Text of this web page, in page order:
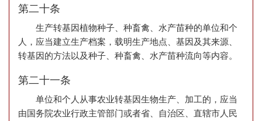
第二十条
生产转基因植物种子、种畜禽、水产苗种的单位和个
人，应当建立生产档案，载明生产地点、基因及其来源、
转基因的方法以及种子、种畜禽、水产苗种流向等内容。
第二十一条
单位和个人从事农业转基因生物生产、加工的，应当
由国务院农业行政主管部门或者省、自治区、直辖市人民